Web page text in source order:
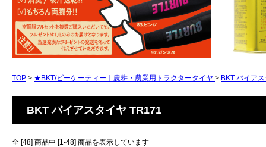
TOP > ★BKT/ビーケーティー｜農耕・農業用トラクタータイヤ > BKT バイア
BKT バイアスタイヤ TR171
全 [48] 商品中 [1-48] 商品を表示しています